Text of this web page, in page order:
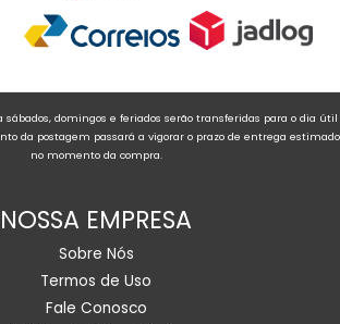
sábados, domingos e feriados serão transferidas para o dia útil
da postagem passará a vigorar o prazo de entrega estimado
no momento da compra.
NOSSA EMPRESA
Sobre Nós
Termos de Uso
Fale Conosco